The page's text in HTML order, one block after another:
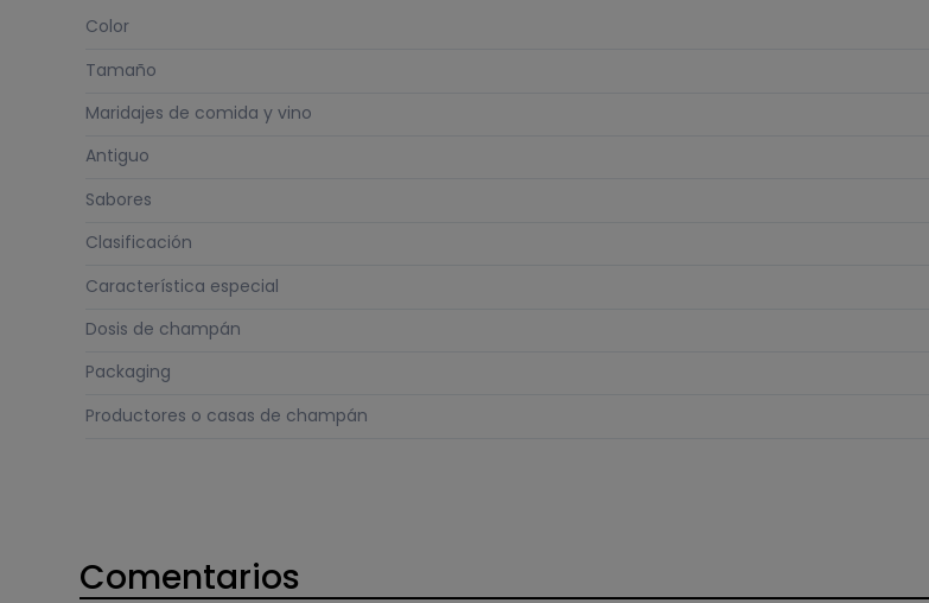
Color
Tamaño
Maridajes de comida y vino
Antiguo
Sabores
Clasificación
Característica especial
Dosis de champán
Packaging
Productores o casas de champán
Comentarios